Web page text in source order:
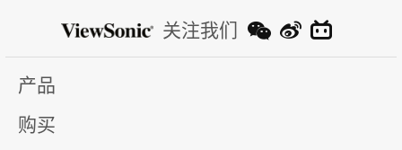
关注我们
产品
购买